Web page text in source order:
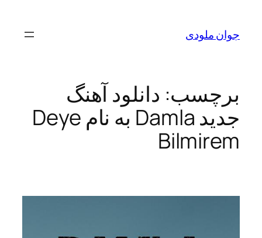
محتواجوان ملودی
برچسب: دانلود آهنگ
جدید Damla به نام Deye
Bilmirem